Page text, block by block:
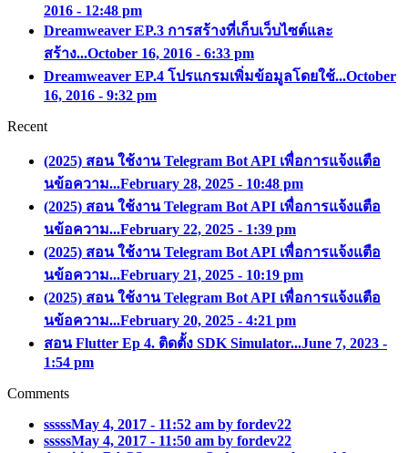
2016 - 12:48 pm
Dreamweaver EP.3 การสร้างที่เก็บเว็บไซต์และ
สร้าง...October 16, 2016 - 6:33 pm
Dreamweaver EP.4 โปรแกรมเพิ่มข้อมูลโดยใช้...October
16, 2016 - 9:32 pm
Recent
(2025) สอน ใช้งาน Telegram Bot API เพื่อการแจ้งแตือ
นข้อความ...February 28, 2025 - 10:48 pm
(2025) สอน ใช้งาน Telegram Bot API เพื่อการแจ้งแตือ
นข้อความ...February 22, 2025 - 1:39 pm
(2025) สอน ใช้งาน Telegram Bot API เพื่อการแจ้งแตือ
นข้อความ...February 21, 2025 - 10:19 pm
(2025) สอน ใช้งาน Telegram Bot API เพื่อการแจ้งแตือ
นข้อความ...February 20, 2025 - 4:21 pm
สอน Flutter Ep 4. ติดตั้ง SDK Simulator...June 7, 2023 -
1:54 pm
Comments
sssssMay 4, 2017 - 11:52 am by fordev22
sssssMay 4, 2017 - 11:50 am by fordev22